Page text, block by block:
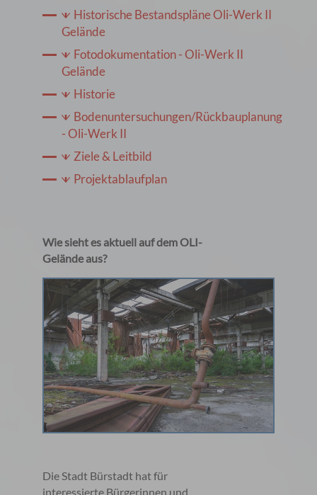
Historische Bestandspläne Oli-Werk II
Gelände
Fotodokumentation - Oli-Werk II
Gelände
Historie
Bodenuntersuchungen/Rückbauplanung
- Oli-Werk II
Ziele & Leitbild
Projektablaufplan
Wie sieht es aktuell auf dem OLI-
Gelände aus?
Die Stadt Bürstadt hat für
interessierte Bürgerinnen und